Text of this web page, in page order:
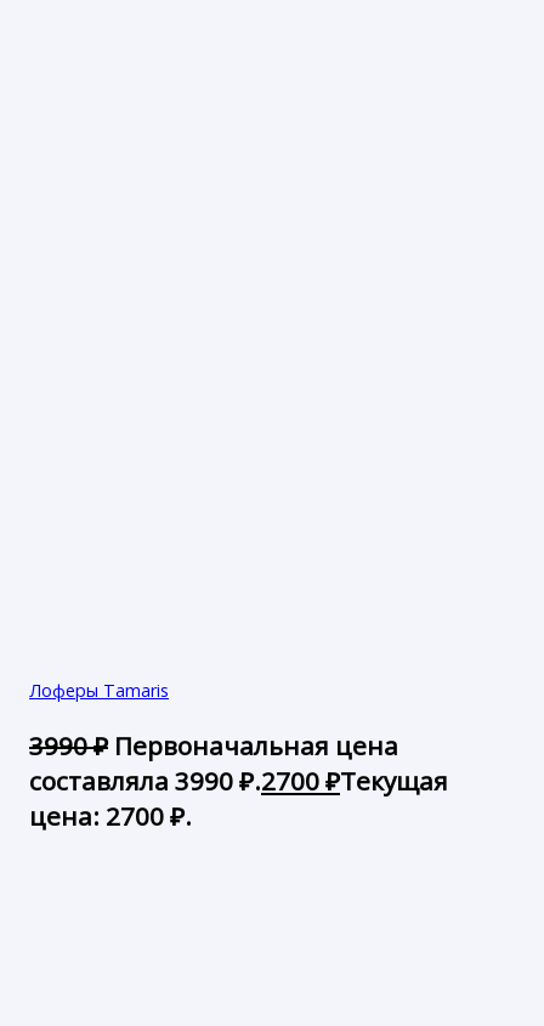
Лоферы Tamaris
3990₽ Первоначальная цена
составляла 3990 ₽.2700₽Текущая
цена: 2700 ₽.